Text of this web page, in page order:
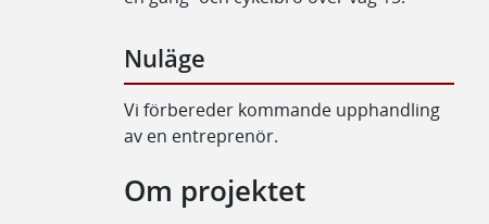
Nuläge
Vi förbereder kommande upphandling
av en entreprenör.
Om projektet